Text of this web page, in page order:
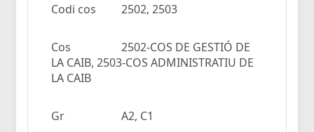
Codi cos 2502, 2503
Cos
2502-COS DE GESTIÓ DE
LA CAIB, 2503-COS ADMINISTRATIU DE
LA CAIB
Gr A2, C1